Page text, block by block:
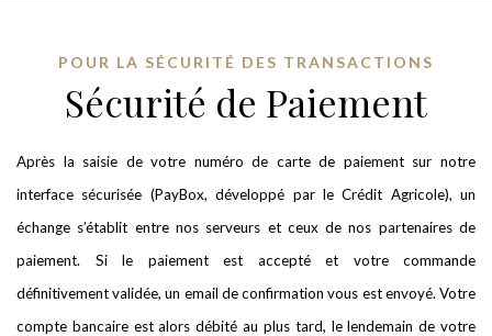
POUR LA SÉCURITÉ DES TRANSACTIONS
Sécurité de Paiement
Après la saisie de votre numéro de carte de paiement sur notre
interface sécurisée (PayBox, développé par le Crédit Agricole), un
échange s’établit entre nos serveurs et ceux de nos partenaires de
paiement. Si le paiement est accepté et votre commande
définitivement validée, un email de confirmation vous est envoyé. Votre
compte bancaire est alors débité au plus tard, le lendemain de votre